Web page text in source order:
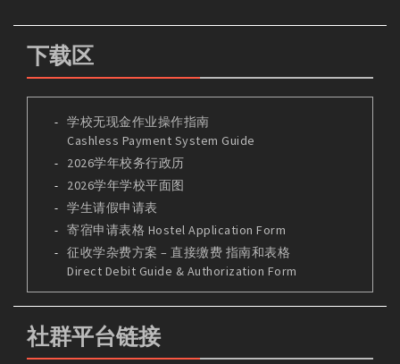
下载区
学校无现金作业操作指南
Cashless Payment System Guide
2026学年校务行政历
2026学年学校平面图
学生请假申请表
寄宿申请表格 Hostel Application Form
征收学杂费方案 – 直接缴费 指南和表格
Direct Debit Guide & Authorization Form
社群平台链接